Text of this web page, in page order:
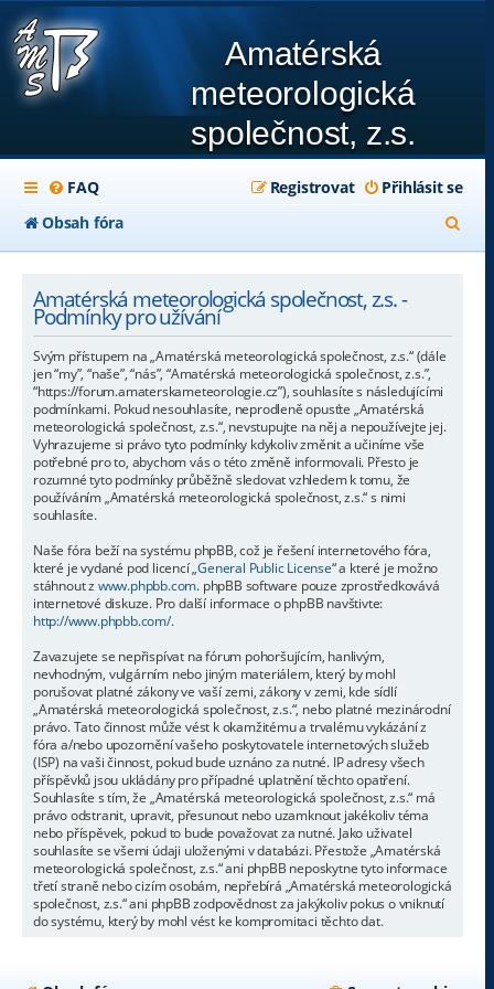
Amatérská
meteorologická
společnost, z.s.
FAQ Přihlásit se
Registrovat
Obsah fóra
l
Amatérská meteorologická společnost, z.s. -
Podmínky pro užívání
Svým přístupem na „Amatérská meteorologická společnost, z.s.“ (dále
jen “my”, “naše”, “nás”, “Amatérská meteorologická společnost, z.s.”,
“https://forum.amaterskameteorologie.cz”), souhlasíte s následujícími
podmínkami. Pokud nesouhlasíte, neprodleně opusťte „Amatérská
meteorologická společnost, z.s.“, nevstupujte na něj a nepoužívejte jej.
Vyhrazujeme si právo tyto podmínky kdykoliv změnit a učiníme vše
potřebné pro to, abychom vás o této změně informovali. Přesto je
rozumné tyto podmínky průběžně sledovat vzhledem k tomu, že
používáním „Amatérská meteorologická společnost, z.s.“ s nimi
souhlasíte.
Naše fóra beží na systému phpBB, což je řešení internetového fóra,
které je vydané pod licencí „General Public License“ a které je možno
stáhnout z www.phpbb.com. phpBB software pouze zprostředkovává
internetové diskuze. Pro další informace o phpBB navštivte:
http://www.phpbb.com/.
Zavazujete se nepřispívat na fórum pohoršujícím, hanlivým,
nevhodným, vulgárním nebo jiným materiálem, který by mohl
porušovat platné zákony ve vaší zemi, zákony v zemi, kde sídlí
„Amatérská meteorologická společnost, z.s.“, nebo platné mezinárodní
právo. Tato činnost může vést k okamžitému a trvalému vykázání z
fóra a/nebo upozornění vašeho poskytovatele internetových služeb
(ISP) na vaši činnost, pokud bude uznáno za nutné. IP adresy všech
příspěvků jsou ukládány pro případné uplatnění těchto opatření.
Souhlasíte s tím, že „Amatérská meteorologická společnost, z.s.“ má
právo odstranit, upravit, přesunout nebo uzamknout jakékoliv téma
nebo příspěvek, pokud to bude považovat za nutné. Jako uživatel
souhlasíte se všemi údaji uloženými v databázi. Přestože „Amatérská
meteorologická společnost, z.s.“ ani phpBB neposkytne tyto informace
třetí straně nebo cizím osobám, nepřebírá „Amatérská meteorologická
společnost, z.s.“ ani phpBB zodpovědnost za jakýkoliv pokus o vniknutí
do systému, který by mohl vést ke kompromitaci těchto dat.